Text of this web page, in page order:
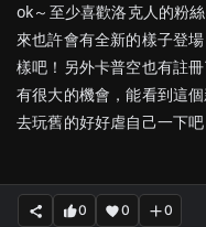
ok～至少喜歡洛克人的粉
來也許會有全新的樣子登
樣吧！另外卡普空也有註
有很大的機會，能看到這
去玩舊的好好虐自己一下吧
0 0 0